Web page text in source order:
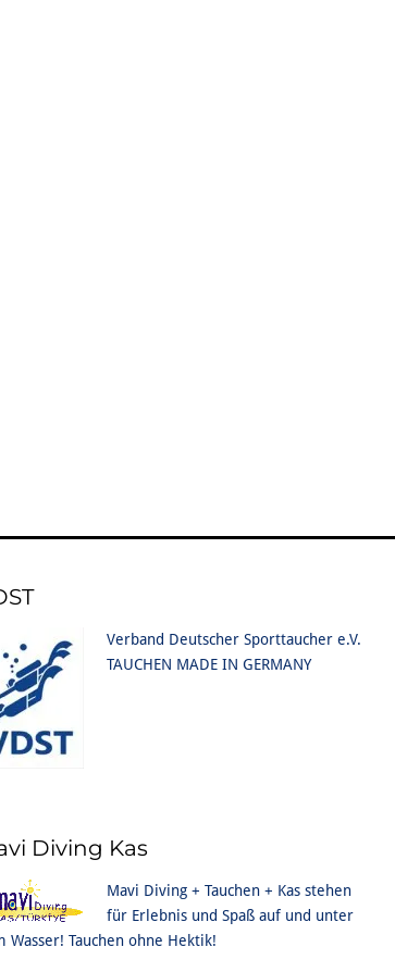
Verband Deutscher Sporttaucher e.V.
TAUCHEN MADE IN GERMANY
Diving Kas
Mavi Diving + Tauchen + Kas stehen
für Erlebnis und Spaß auf und unter
Wasser! Tauchen ohne Hektik!